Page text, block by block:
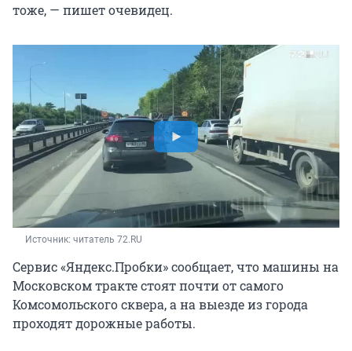
тоже, — пишет очевидец.
Источник: читатель 72.RU
Сервис «Яндекс.Пробки» сообщает, что машины на
Московском тракте стоят почти от самого
Комсомольского сквера, а на выезде из города
проходят дорожные работы.